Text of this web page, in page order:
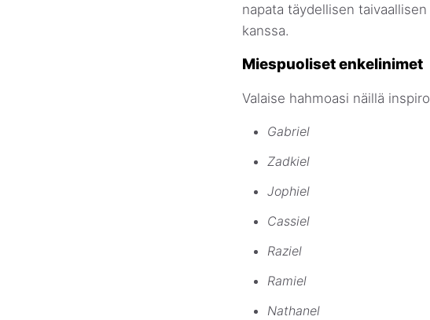
napata täydellisen
kanssa.
Miespuoliset enkelinimet
Valaise hahmoasi näillä
Gabriel
Zadkiel
Jophiel
Cassiel
Raziel
Ramiel
Nathanel